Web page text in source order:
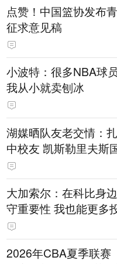
点赞！中国篮协发布
征求意见稿
小波特：很多NBA球
我从小就卖刨冰
湖媒晒队友老交情：
中校友 凯斯勒里夫斯
大加索尔：在科比身
守重要性 我也能更多
2026年CBA夏季联赛